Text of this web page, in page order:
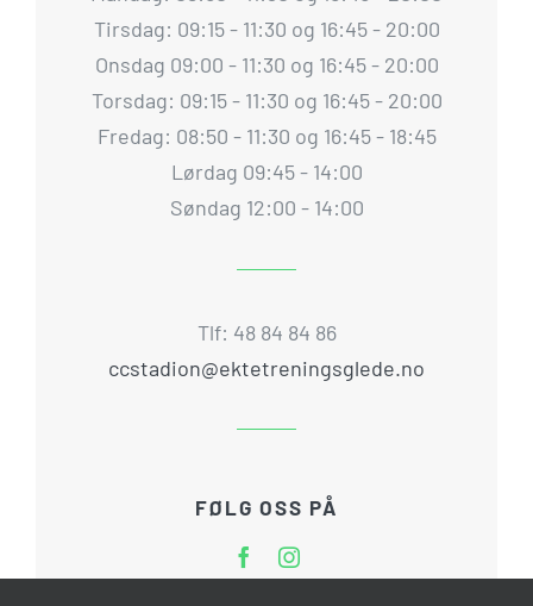
Tirsdag: 09:15 - 11:30 og 16:45 - 20:00
Onsdag 09:00 - 11:30 og 16:45 - 20:00
Torsdag: 09:15 - 11:30 og 16:45 - 20:00
Fredag: 08:50 - 11:30 og 16:45 - 18:45
Lørdag 09:45 - 14:00
Søndag 12:00 - 14:00
Tlf: 48 84 84 86
ccstadion@ektetreningsglede.no
FØLG OSS PÅ